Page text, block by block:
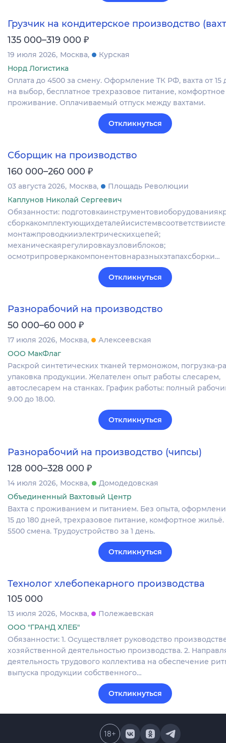
Грузчик на кондитерское производство
135 000–319 000 ₽
19 июля 2026 Москва
Курская
Норд Логистика
Оплата до 4500 за смену. Оформление ТК РФ, вахта от 15
на выбор, бесплатное трехразовое питание, комфортное
проживание. Оплачиваемый отпуск между вахтами.
Откликнуться
Сборщик на производство
160 000–260 000 ₽
03 августа 2026 Москва
Площадь Революции
Каплунов Николай Сергеевич
Обязанности:
монтажпроводкииэлектрическихцепей;
механическаярегулировкаузловиблоков;
осмотрипроверкакомпонентовнаразныхэтапахсборки…
Откликнуться
Разнорабочий на производство
50 000–60 000 ₽
17 июля 2026 Москва
Алексеевская
ООО МакФлаг
Раскрой синтетических тканей термоножом, погрузка-
упаковка продукции. Желателен опыт работы слесарем,
автослесарем на станках. График работы: полный
9.00 до 18.00.
Откликнуться
Разнорабочий на производство (чипсы)
128 000–328 000 ₽
14 июля 2026 Москва
Домодедовская
Объединенный Вахтовый Центр
Вахта с проживанием и питанием. Без опыта,
15 до 180 дней, трехразовое питание, комфортное
5500 смена. Трудоустройство за 1 день.
Откликнуться
Технолог хлебопекарного производства
105 000
13 июля 2026 Москва
Полежаевская
ООО "ГРАНД ХЛЕБ"
Обязанности: 1. Осуществляет руководство
хозяйственной деятельностью производства. 2.
деятельность трудового коллектива на обеспечение
выпуска продукции собственного…
Откликнуться
18+